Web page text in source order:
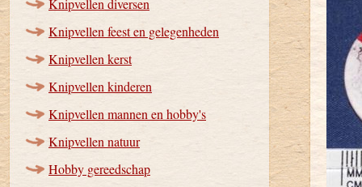
Knipvellen diversen
Knipvellen feest en gelegenheden
Knipvellen kerst
Knipvellen kinderen
Knipvellen mannen en hobby's
Knipvellen natuur
Hobby gereedschap